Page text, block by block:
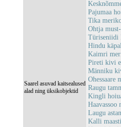
Saarel asuvad kaitsealused
alad ning üksikobjektid
Pajumaa
Tika
Ohtja
Türiseniidi
Hindu
Kaimri
Pireti kivi
Männiku
Ohessaare
Raugu
Kingli
Laugu
Kalli